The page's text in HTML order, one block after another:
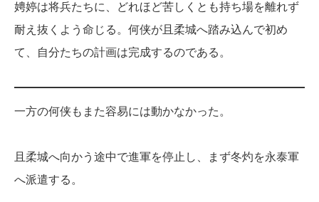
娉婷は将兵たちに、どれほど苦しくとも持ち場を離れず
耐え抜くよう命じる。何侠が且柔城へ踏み込んで初め
て、自分たちの計画は完成するのである。
一方の何侠もまた容易には動かなかった。
且柔城へ向かう途中で進軍を停止し、まず冬灼を永泰軍
へ派遣する。